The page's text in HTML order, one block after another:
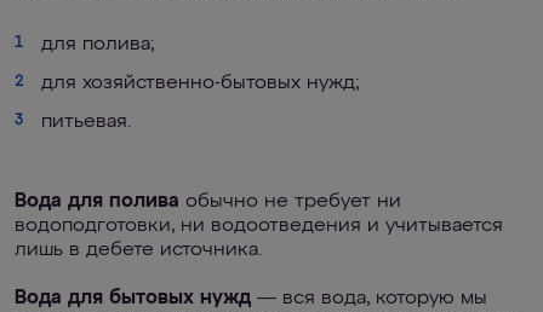
1 для полива;
2 для хозяйственно-бытовых нужд;
3 питьевая.
Вода для полива обычно не требует ни
водоподготовки, ни водоотведения и учитывается
лишь в дебете источника.
Вода для бытовых нужд — вся вода, которую мы